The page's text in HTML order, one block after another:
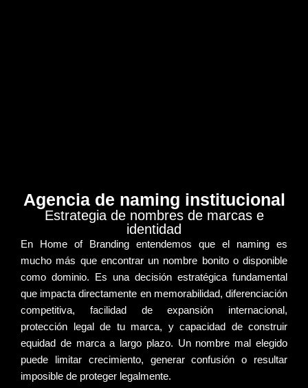
Agencia de naming institucional
Estrategia de nombres de marcas e
identidad
En Home of Branding entendemos que el naming es
mucho más que encontrar un nombre bonito o disponible
como dominio. Es una decisión estratégica fundamental
que impacta directamente en memorabilidad, diferenciación
competitiva, facilidad de expansión internacional,
protección legal de tu marca, y capacidad de construir
equidad de marca a largo plazo. Un nombre mal elegido
puede limitar crecimiento, generar confusión o resultar
imposible de proteger legalmente.